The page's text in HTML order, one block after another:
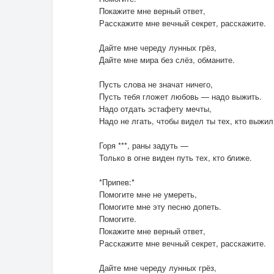
Покажите мне верный ответ,
Расскажите мне вечный секрет, расскажите.
Дайте мне череду лунных грёз,
Дайте мне мира без слёз, обманите.
Пусть слова не значат ничего,
Пусть тебя гложет любовь — надо выжить.
Надо отдать эстафету мечты,
Надо не лгать, чтобы видел ты тех, кто
Горя ***, раны задуть —
Только в огне виден путь тех, кто ближе.
*Припев:*
Помогите мне не умереть,
Помогите мне эту песню допеть.
Помогите.
Покажите мне верный ответ,
Расскажите мне вечный секрет, расскажите.
Дайте мне череду лунных грёз,